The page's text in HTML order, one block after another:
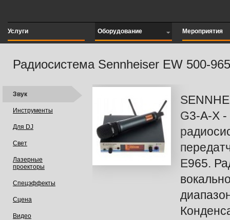
Услуги Оборудование Мероприятия
Радиосистема Sennheiser EW 500-
Звук
Инструменты
Для DJ
Свет
Лазерные
проекторы
Спецэффекты
Сцена
Видео
G3-A-X -
E965.